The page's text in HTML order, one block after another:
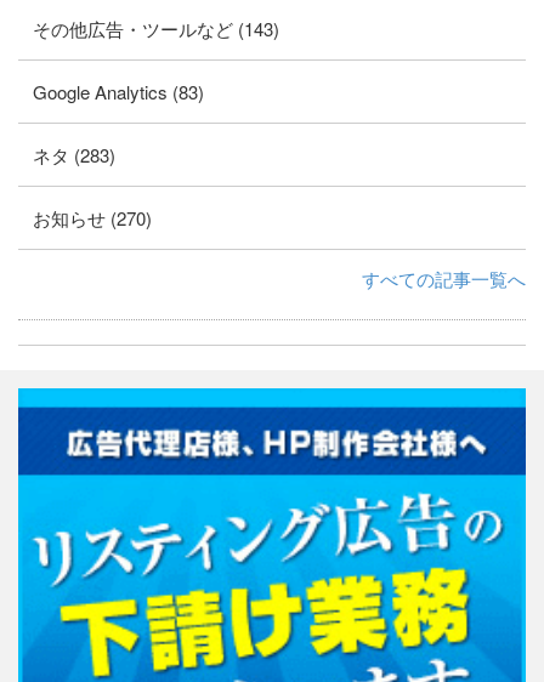
その他広告・ツールなど (143)
Google Analytics (83)
ネタ (283)
お知らせ (270)
すべての記事一覧へ